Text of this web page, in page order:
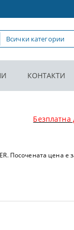
КОНТАКТИ
Безплатна
Посочената цена е